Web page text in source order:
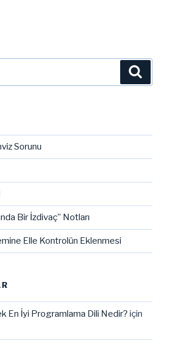
Sorunu
Bir İzdivaç” Notları
Elle Kontrolün Eklenmesi
En İyi Programlama Dili Nedir? için